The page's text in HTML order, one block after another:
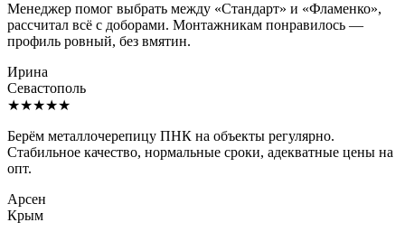
Менеджер помог выбрать между «Стандарт» и «Фламенко»,
рассчитал всё с доборами. Монтажникам понравилось —
профиль ровный, без вмятин.
Ирина
Севастополь
★★★★★
Берём металлочерепицу ПНК на объекты регулярно.
Стабильное качество, нормальные сроки, адекватные цены на
опт.
Арсен
Крым